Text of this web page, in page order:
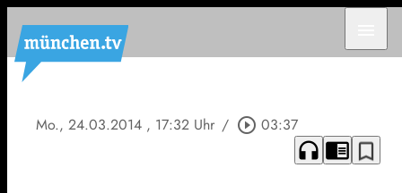
Mo., 24.03.2014 , 17:32 Uhr / play_circle_outline 03:37
headphones chrome_reader_mode bookmark_border